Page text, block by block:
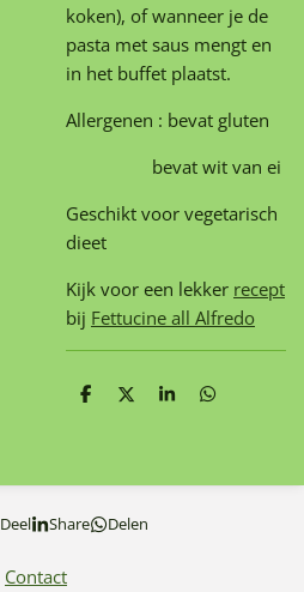
koken), of wanneer je de
pasta met saus mengt en
in het buffet plaatst.
Allergenen : bevat gluten
bevat wit van ei
Geschikt voor vegetarisch
dieet
Kijk voor een lekker recept
bij Fettucine all Alfredo
D
D
S
D
Deel Share Delen
Contact